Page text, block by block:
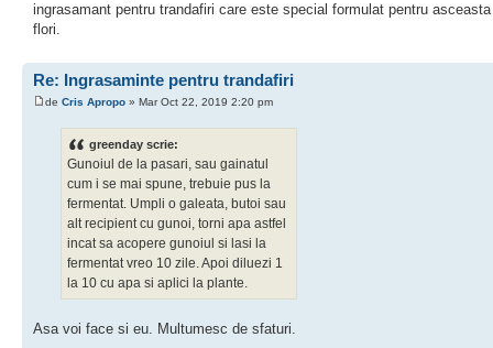
ingrasamant pentru trandafiri care este special formulat pentru
flori.
Re: Ingrasaminte pentru trandafiri
de Cris Apropo » Mar Oct 22, 2019 2:20 pm
greenday scrie:
Gunoiul de la pasari, sau gainatul
cum i se mai spune, trebuie pus la
fermentat. Umpli o galeata, butoi sau
alt recipient cu gunoi, torni apa astfel
incat sa acopere gunoiul si lasi la
fermentat vreo 10 zile. Apoi diluezi 1
la 10 cu apa si aplici la plante.
Asa voi face si eu. Multumesc de sfaturi.